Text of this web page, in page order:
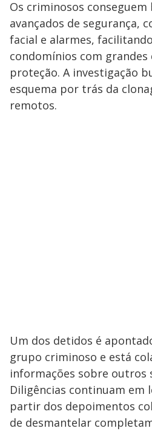
V
i
u
d
o
Os criminosos
avançados de segurança,
facial e alarmes,
condomínios com
proteção. A investigação
esquema por trás da
remotos.
Um dos detidos é
grupo criminoso e está
informações sobre outros
Diligências continuam em
partir dos depoimentos
de desmantelar